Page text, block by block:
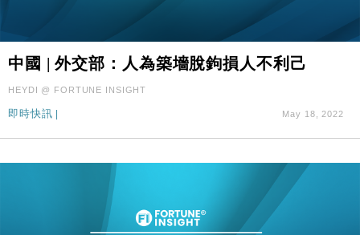
中國 | 外交部：人為築墻脫鉤損人不利己
HEYDI @ FORTUNE INSIGHT
即時快訊 | May 18, 2022